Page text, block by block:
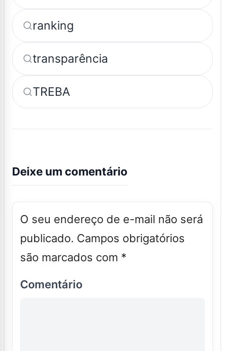
ranking
transparência
TREBA
Deixe um comentário
O seu endereço de e-mail não será
publicado. Campos obrigatórios
são marcados com *
Comentário